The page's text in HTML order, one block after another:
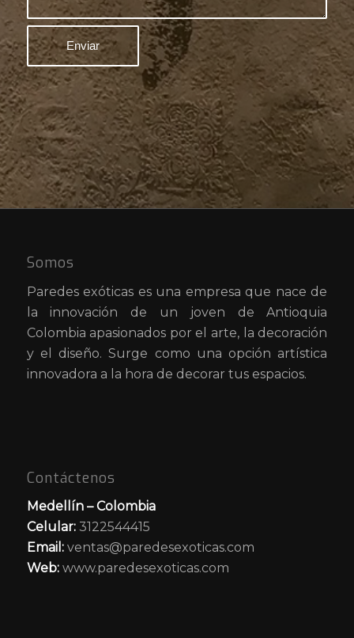
Somos
Paredes exóticas es una empresa que nace de
la innovación de un joven de Antioquia
Colombia apasionados por el arte, la decoración
y el diseño. Surge como una opción artística
innovadora a la hora de decorar tus espacios.
Contáctenos
Medellín – Colombia
Celular:3122544415
Email:ventas@paredesexoticas.com
Web:www.paredesexoticas.com